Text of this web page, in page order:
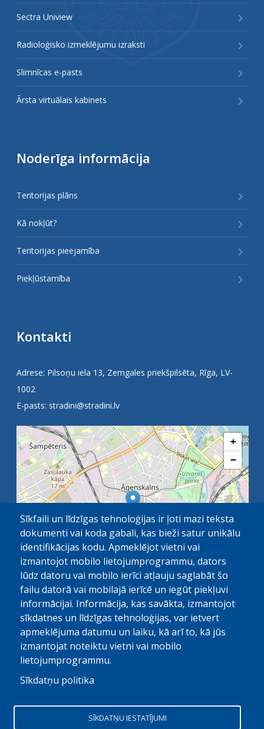
Sectra Uniview
Radioloģisko izmeklējumu izraksti
Slimnīcas e-pasts
Ārsta virtuālais kabinets
Noderīga informācija
Teritorijas plāns
Kā nokļūt?
Teritorijas pieejamība
Piekļūstamība
Kontakti
Adrese: Pilsoņu iela 13, Zemgales priekšpilsēta, Rīga, LV-
1002
E-pasts: stradini@stradini.lv
+
−
1 km OpenStreetMap contributors
Visas tiesības aizsargātas. Pārpublicēšanas gadijumā atsauce
Sīkfaili un līdzīgas tehnoloģijas ir ļoti mazi teksta
dokumenti vai koda gabali, kas bieži satur unikālu
identifikācijas kodu. Apmeklējot vietni vai
izmantojot mobilo lietojumprogrammu, dators
lūdz datoru vai mobilo ierīci atļauju saglabāt šo
failu datorā vai mobilajā ierīcē un iegūt piekļuvi
informācijai. Informācija, kas savākta, izmantojot
sīkdatnes un līdzīgas tehnoloģijas, var ietvert
apmeklējuma datumu un laiku, kā arī to, kā jūs
izmantojat noteiktu vietni vai mobilo
lietojumprogrammu.
Sīkdatņu politika
SĪKDATŅU IESTATĪJUMI